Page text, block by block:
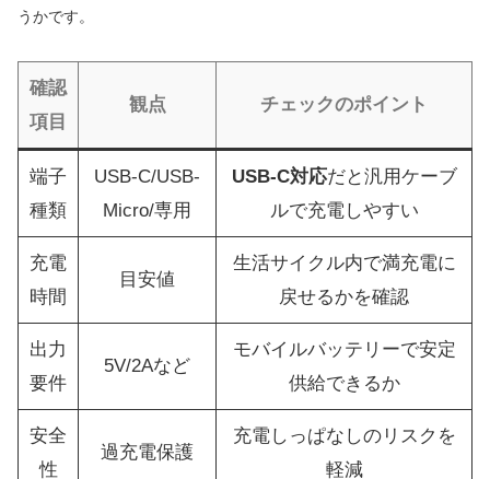
うかです。
確認
項目
観点 チェックのポイント
端子
種類
USB-C/USB-
Micro/専用
USB-C対応だと汎用ケーブ
ルで充電しやすい
充電
時間
目安値
生活サイクル内で満充電に
戻せるかを確認
出力
要件
5V/2Aなど
モバイルバッテリーで安定
供給できるか
安全
性
過充電保護
充電しっぱなしのリスクを
軽減